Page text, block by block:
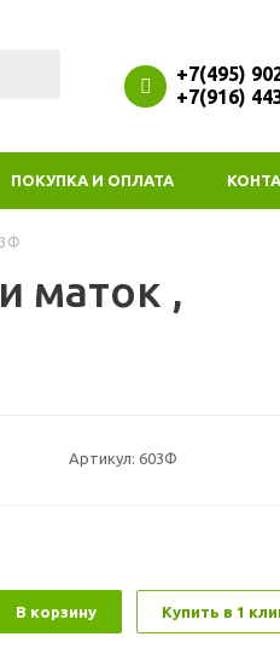
+7(495)
+7(916)
ПОКУПКА И ОПЛАТА
маток ,
Артикул: 603Ф
В корзину Купить в 1